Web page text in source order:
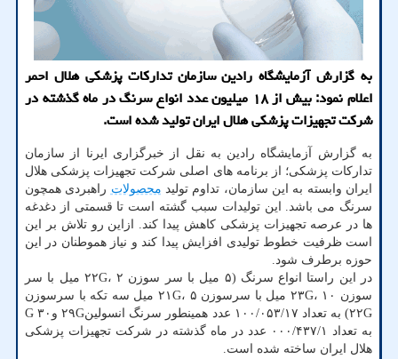
به گزارش آزمایشگاه رادین سازمان تدارکات پزشکی هلال احمر
اعلام نمود: بیش از ۱۸ میلیون عدد انواع سرنگ در ماه گذشته در
شرکت تجهیزات پزشکی هلال ایران تولید شده است.
به گزارش آزمایشگاه رادین به نقل از خبرگزاری ایرنا از سازمان
تدارکات پزشکی؛ از برنامه های اصلی شرکت تجهیزات پزشکی هلال
ایران وابسته به این سازمان، تداوم تولید محصولات راهبردی همچون
سرنگ می باشد. این تولیدات سبب گشته است تا قسمتی از دغدغه
ها در عرصه تجهیزات پزشکی کاهش پیدا کند. ازاین رو تلاش بر این
است ظرفیت خطوط تولیدی افزایش پیدا کند و نیاز هموطنان در این
حوزه برطرف شود.
در این راستا انواع سرنگ (۵ میل با سر سوزن ۲۲G، ۲ میل با سر
سوزن ۲۳G، ۱۰ میل با سرسوزن ۲۱G، ۵ میل سه تکه با سرسوزن
۲۲G) به تعداد ۱۰۰/۰۵۳/۱۷ عدد همینطور سرنگ انسولین۲۹G و۳۰ G
به تعداد ۰۰۰/۴۳۷/۱ عدد در ماه گذشته در شرکت تجهیزات پزشکی
هلال ایران ساخته شده است.